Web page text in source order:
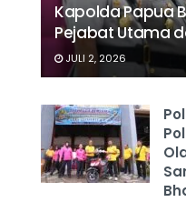
Kapolda Papua
Pejabat Utama
JULI 2, 2026